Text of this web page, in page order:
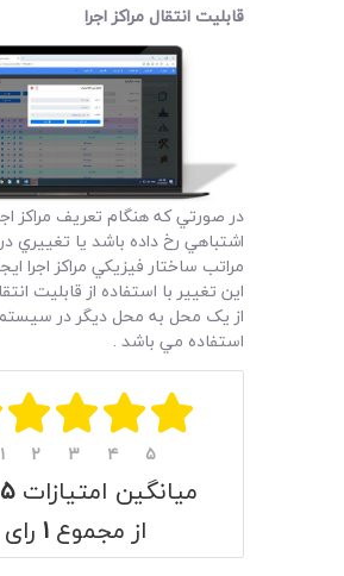
قابليت انتقال مراکز اجرا
در صورتي که هنگام تعريف مراکز
اشتباهي رخ داده باشد يا تغييري
مراتب ساختار فيزيکي مراکز اجرا
اين تغيير با استفاده از قابليت
از يک محل به محل ديگر در
استفاده مي باشد .
۱ ۲ ۳ ۴ ۵
میانگین امتیازات ۵
از مجموع ۱ رای